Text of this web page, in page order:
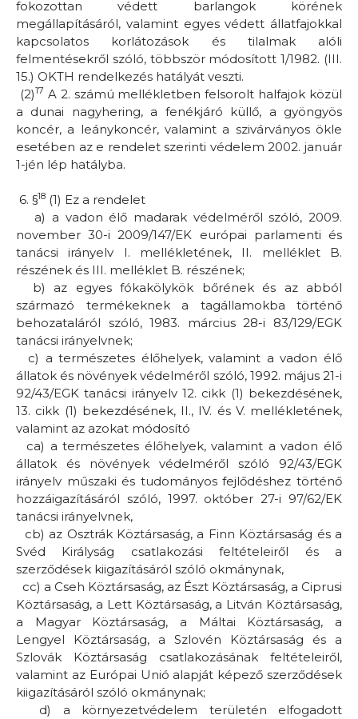
fokozottan védett barlangok körének
megállapításáról, valamint egyes védett állatfajokkal
kapcsolatos korlátozások és tilalmak alóli
felmentésekről szóló, többször módosított 1/1982. (III.
15.) OKTH rendelkezés hatályát veszti.
(2)17 A 2. számú mellékletben felsorolt halfajok közül
a dunai nagyhering, a fenékjáró küllő, a gyöngyös
koncér, a leánykoncér, valamint a szivárványos ökle
esetében az e rendelet szerinti védelem 2002. január
1-jén lép hatályba.
6. §18 (1) Ez a rendelet
a) a vadon élő madarak védelméről szóló, 2009.
november 30-i 2009/147/EK európai parlamenti és
tanácsi irányelv I. mellékletének, II. melléklet B.
részének és III. melléklet B. részének;
b) az egyes fókakölykök bőrének és az abból
származó termékeknek a tagállamokba történő
behozataláról szóló, 1983. március 28-i 83/129/EGK
tanácsi irányelvnek;
c) a természetes élőhelyek, valamint a vadon élő
állatok és növények védelméről szóló, 1992. május 21-i
92/43/EGK tanácsi irányelv 12. cikk (1) bekezdésének,
13. cikk (1) bekezdésének, II., IV. és V. mellékletének,
valamint az azokat módosító
ca) a természetes élőhelyek, valamint a vadon élő
állatok és növények védelméről szóló 92/43/EGK
irányelv műszaki és tudományos fejlődéshez történő
hozzáigazításáról szóló, 1997. október 27-i 97/62/EK
tanácsi irányelvnek,
cb) az Osztrák Köztársaság, a Finn Köztársaság és a
Svéd Királyság csatlakozási feltételeiről és a
szerződések kiigazításáról szóló okmánynak,
cc) a Cseh Köztársaság, az Észt Köztársaság, a Ciprusi
Köztársaság, a Lett Köztársaság, a Litván Köztársaság,
a Magyar Köztársaság, a Máltai Köztársaság, a
Lengyel Köztársaság, a Szlovén Köztársaság és a
Szlovák Köztársaság csatlakozásának feltételeiről,
valamint az Európai Unió alapját képező szerződések
kiigazításáról szóló okmánynak;
d) a környezetvédelem területén elfogadott